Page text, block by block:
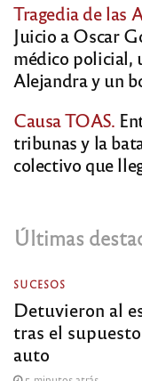
Tragedia de las
Juicio a Oscar
médico policial,
Alejandra y un
Causa TOAS.
tribunas y la
colectivo que
Últimas
SUCESOS
Detuvieron al
tras el
auto